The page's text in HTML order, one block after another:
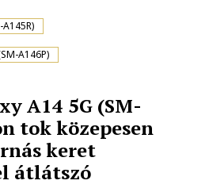
A145R)
A146P)
A14 5G (SM-
tok közepesen
keret
átlátszó